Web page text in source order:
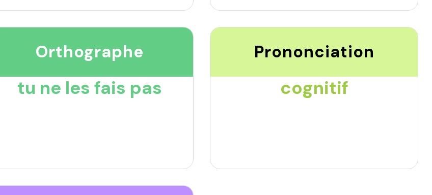
Orthographe
tu ne les fais pas
Prononciation
cognitif